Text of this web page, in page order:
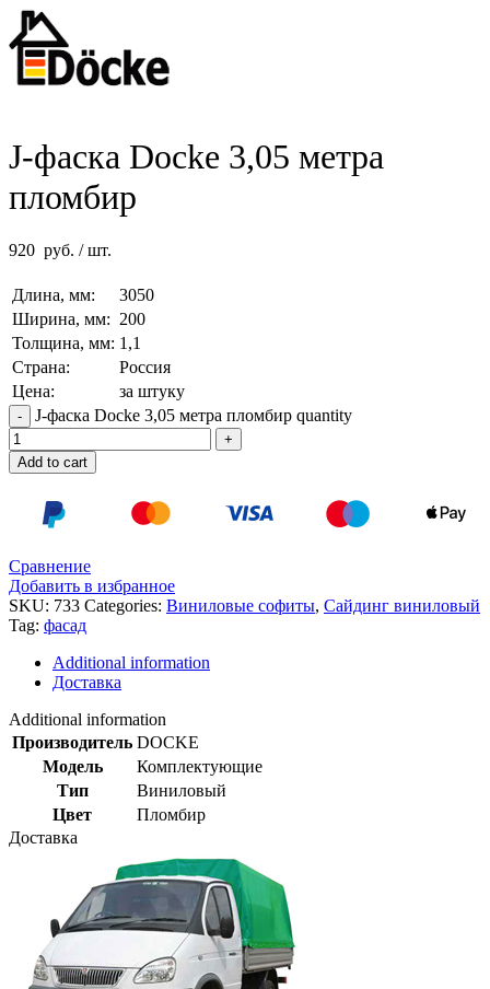
J-фаска Docke 3,05 метра
пломбир
920 руб. / шт.
Длина, мм:
3050
Ширина, мм: 200
Толщина, мм: 1,1
Страна:
Россия
Цена:
за штуку
J-фаска Docke 3,05 метра пломбир quantity
Add to cart
Сравнение
Добавить в избранное
SKU: 733 Categories: Виниловые софиты, Сайдинг виниловый
Tag: фасад
Additional information
Доставка
Additional information
Производитель DOCKE
Модель
Комплектующие
Тип
Виниловый
Цвет
Пломбир
Доставка